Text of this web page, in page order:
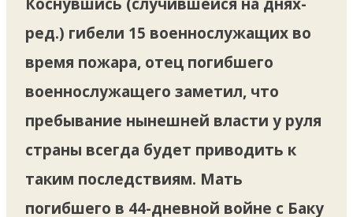
ред.) гибели 15 военнослужащих во
время пожара, отец погибшего
военнослужащего заметил, что
пребывание нынешней власти у руля
страны всегда будет приводить к
таким последствиям. Мать
погибшего в 44-дневной войне с Баку